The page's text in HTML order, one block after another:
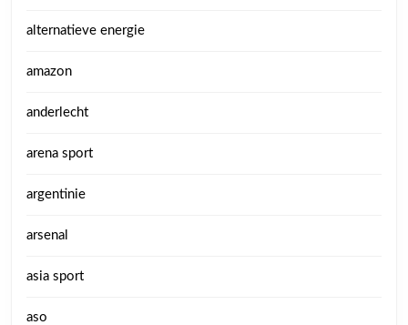
alternatieve energie
amazon
anderlecht
arena sport
argentinie
arsenal
asia sport
aso